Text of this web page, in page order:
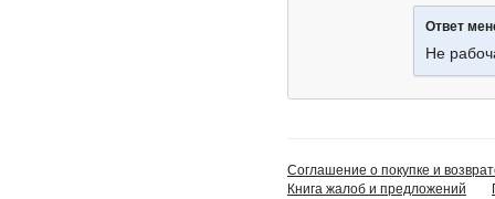
Ответ
Не
Соглашение о покупке и
Книга жалоб и предложений